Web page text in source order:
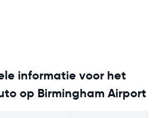
informatie voor het
op Birmingham Airport